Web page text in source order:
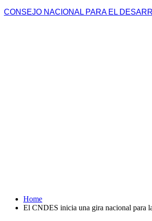
CONSEJO NACIONAL PARA EL
Home
El CNDES inicia una gira nacional para